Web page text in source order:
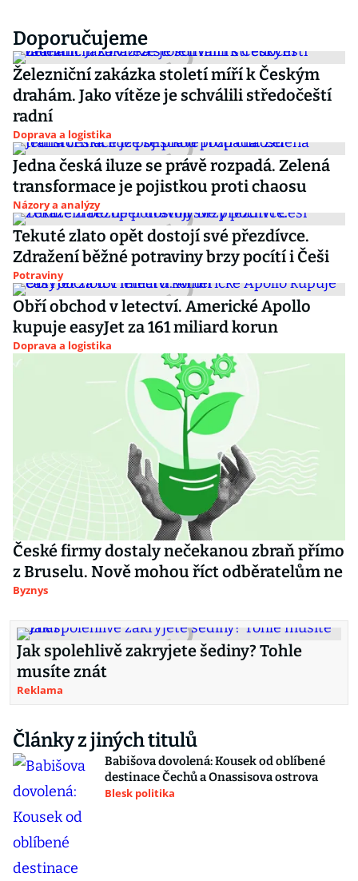
Doporučujeme
Železniční zakázka století míří k Českým
drahám. Jako vítěze je schválili středočeští
radní
Doprava a logistika
Jedna česká iluze se právě rozpadá. Zelená
transformace je pojistkou proti chaosu
Názory a analýzy
Tekuté zlato opět dostojí své přezdívce.
Zdražení běžné potraviny brzy pocítí i Češi
Potraviny
Obří obchod v letectví. Americké Apollo
kupuje easyJet za 161 miliard korun
Doprava a logistika
České firmy dostaly nečekanou zbraň přímo
z Bruselu. Nově mohou říct odběratelům ne
Byznys
Jak spolehlivě zakryjete šediny? Tohle
musíte znát
Reklama
Články z jiných titulů
Babišova dovolená: Kousek od oblíbené
destinace Čechů a Onassisova ostrova
Blesk politika